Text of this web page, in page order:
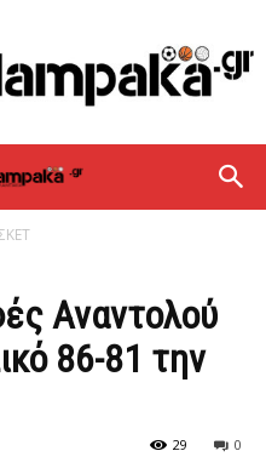
Αναντολού
86-81 την
0
29